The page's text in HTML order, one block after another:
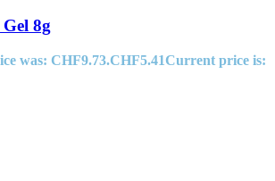
8g
was: CHF9.73.CHF5.41Current price is: